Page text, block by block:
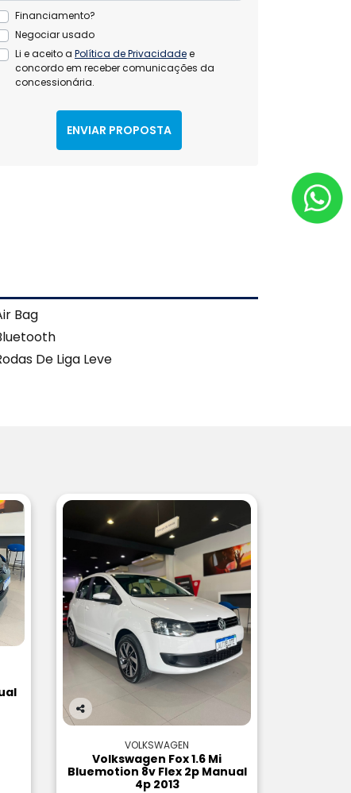
Financiamento?
Negociar usado
Li e aceito a Política de Privacidadee
concordo em receber comunicações da
concessionária.
ENVIAR PROPOSTA
Bag
De Liga Leve
Co
rtil
he
VOLKSWAGEN
Volkswagen Fox 1.6 Mi
Bluemotion 8v Flex 2p Manual
4p 2013